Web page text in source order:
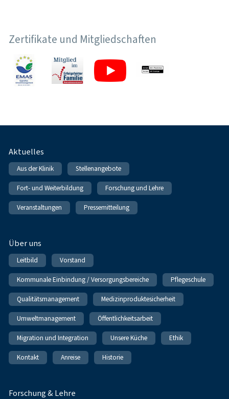
Zertifikate und Mitgliedschaften
Fußnavigation
Aktuelles
Aus der Klinik Stellenangebote
Fort- und Weiterbildung Forschung und Lehre
Veranstaltungen Pressemitteilung
Über uns
Leitbild Vorstand
Kommunale Einbindung / Versorgungsbereiche Pflegeschule
Qualitätsmanagement Medizinproduktesicherheit
Umweltmanagement Öffentlichkeitsarbeit
Migration und Integration Unsere Küche Ethik
Kontakt Anreise Historie
Forschung & Lehre